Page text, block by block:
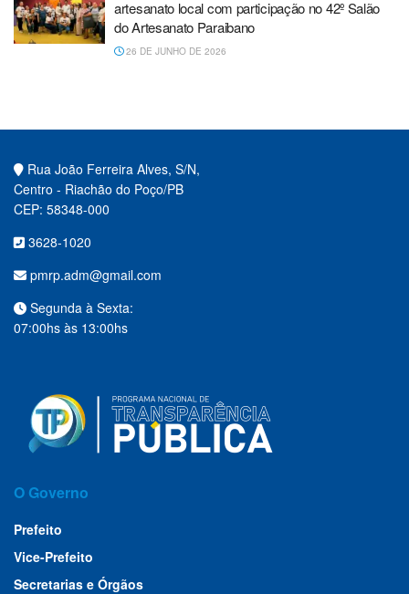
artesanato local com participação no 42º Salão
do Artesanato Paraibano
26 DE JUNHO DE 2026
Rua João Ferreira Alves, S/N,
Centro - Riachão do Poço/PB
CEP: 58348-000
3628-1020
pmrp.adm@gmail.com
Segunda à Sexta:
07:00hs às 13:00hs
O Governo
Prefeito
Vice-Prefeito
Secretarias e Órgãos